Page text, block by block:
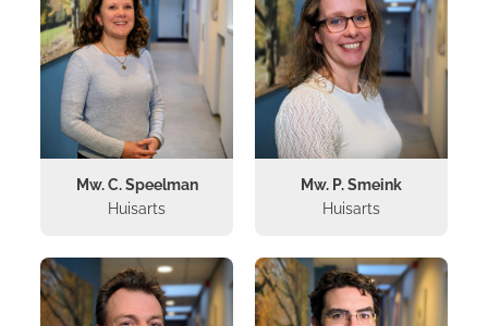
Mw. C. Speelman
Huisarts
Mw. P. Smeink
Huisarts